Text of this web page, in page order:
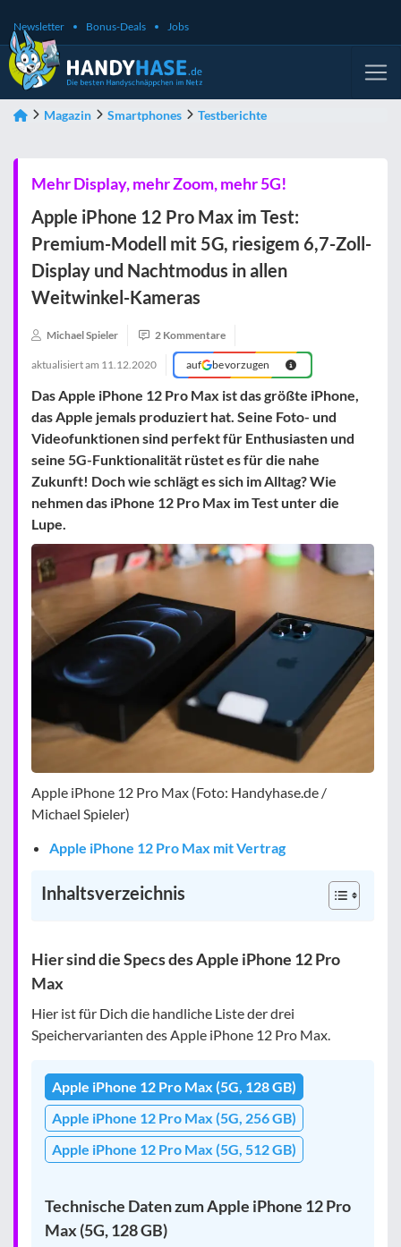
Newsletter Bonus-Deals Jobs
Magazin Smartphones Testberichte
Mehr Display, mehr Zoom, mehr 5G!
Apple iPhone 12 Pro Max im Test:
Premium-Modell mit 5G, riesigem 6,7-Zoll-
Display und Nachtmodus in allen
Weitwinkel-Kameras
Michael Spieler 2 Kommentare
aktualisiert am 11.12.2020 auf bevorzugen
Das Apple iPhone 12 Pro Max ist das größte iPhone,
das Apple jemals produziert hat. Seine Foto- und
Videofunktionen sind perfekt für Enthusiasten und
seine 5G-Funktionalität rüstet es für die nahe
Zukunft! Doch wie schlägt es sich im Alltag? Wie
nehmen das iPhone 12 Pro Max im Test unter die
Lupe.
Apple iPhone 12 Pro Max (Foto: Handyhase.de /
Michael Spieler)
Apple iPhone 12 Pro Max mit Vertrag
Inhaltsverzeichnis
Hier sind die Specs des Apple iPhone 12 Pro
Max
Hier ist für Dich die handliche Liste der drei
Speichervarianten des Apple iPhone 12 Pro Max.
Apple iPhone 12 Pro Max (5G, 128 GB)
Apple iPhone 12 Pro Max (5G, 256 GB)
Apple iPhone 12 Pro Max (5G, 512 GB)
Technische Daten zum Apple iPhone 12 Pro
Max (5G, 128 GB)